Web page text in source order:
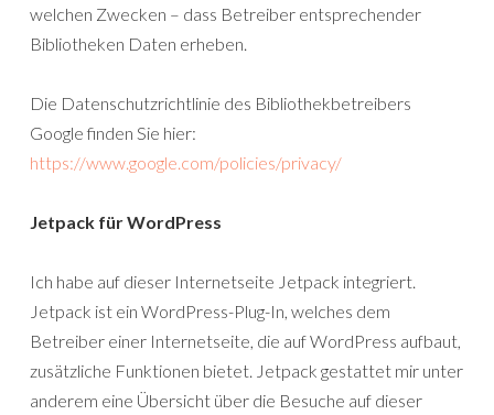
welchen Zwecken – dass Betreiber entsprechender
Bibliotheken Daten erheben.
Die Datenschutzrichtlinie des Bibliothekbetreibers
Google finden Sie hier:
https://www.google.com/policies/privacy/
Jetpack für WordPress
Ich habe auf dieser Internetseite Jetpack integriert.
Jetpack ist ein WordPress-Plug-In, welches dem
Betreiber einer Internetseite, die auf WordPress aufbaut,
zusätzliche Funktionen bietet. Jetpack gestattet mir unter
anderem eine Übersicht über die Besuche auf dieser